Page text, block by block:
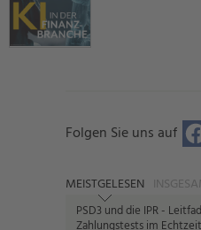
Folgen Sie uns auf
MEISTGELESEN
PSD3 und die IPR -
Zahlungstests im